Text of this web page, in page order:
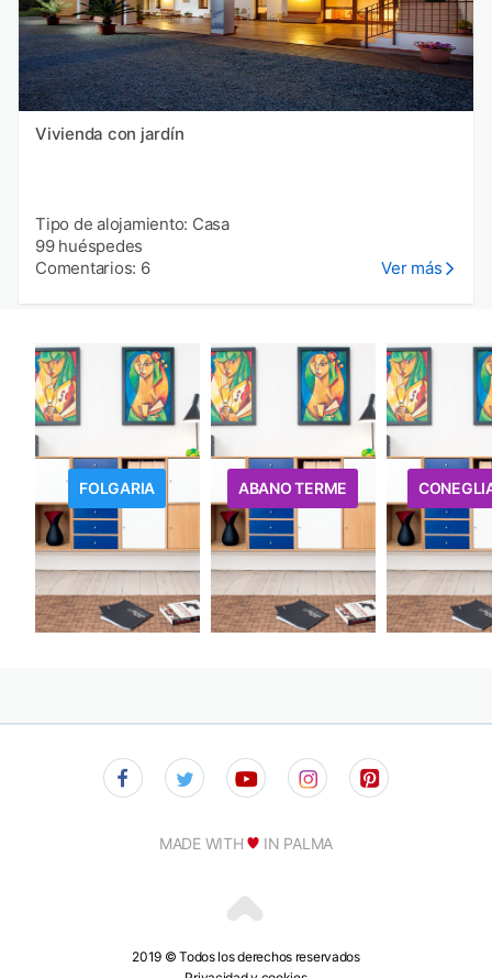
Vivienda con jardín
Tipo de alojamiento: Casa
99 huéspedes
Comentarios: 6
Ver más
FOLGARIA ABANO TERME
2019 © Todos los derechos reservados
MADE WITH IN PALMA